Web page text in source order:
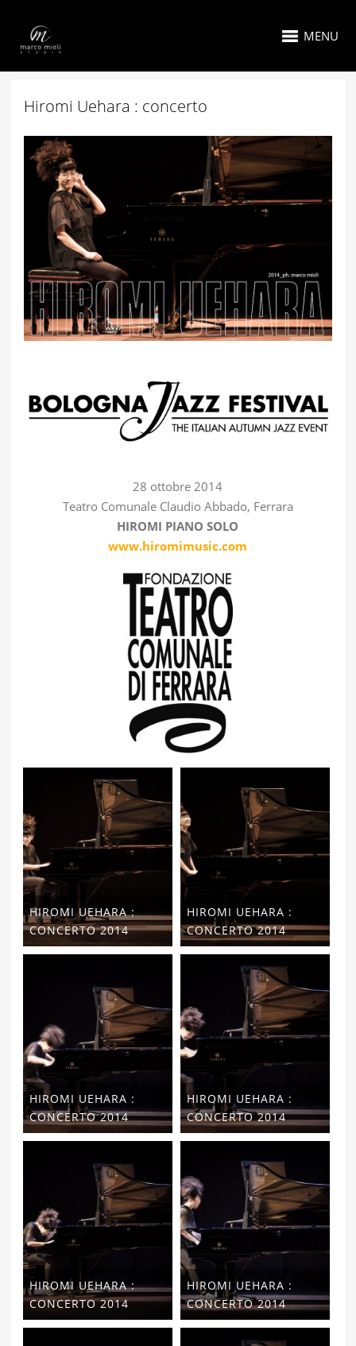
MENU
Hiromi Uehara : concerto
28 ottobre 2014
Teatro Comunale Claudio Abbado, Ferrara
HIROMI PIANO SOLO
www.hiromimusic.com
HIROMI UEHARA :
CONCERTO 2014
HIROMI UEHARA :
CONCERTO 2014
HIROMI UEHARA :
CONCERTO 2014
HIROMI UEHARA :
CONCERTO 2014
HIROMI UEHARA :
CONCERTO 2014
HIROMI UEHARA :
CONCERTO 2014